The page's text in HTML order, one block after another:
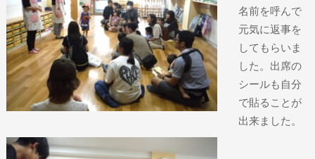
名前を呼んで
元気に返事を
してもらいま
した。出席の
シールも自分
で貼ることが
出来ました。